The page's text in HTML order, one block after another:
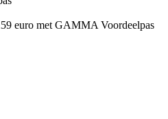
euro met GAMMA Voordeelpas